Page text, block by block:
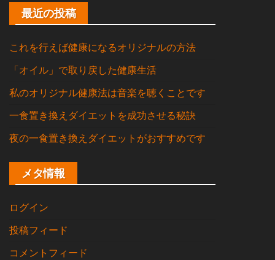
最近の投稿
これを行えば健康になるオリジナルの方法
「オイル」で取り戻した健康生活
私のオリジナル健康法は音楽を聴くことです
一食置き換えダイエットを成功させる秘訣
夜の一食置き換えダイエットがおすすめです
メタ情報
ログイン
投稿フィード
コメントフィード